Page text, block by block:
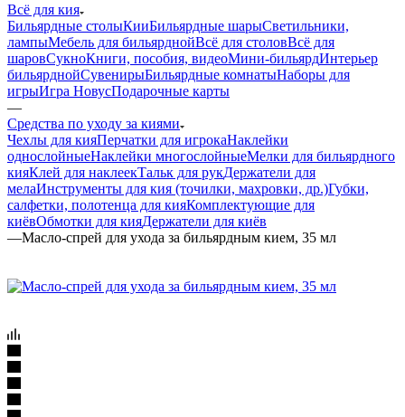
Всё для кия
Бильярдные столыКииБильярдные шарыСветильники,
лампыМебель для бильярднойВсё для столовВсё для
шаровСукноКниги, пособия, видеоМини-бильярдИнтерьер
бильярднойСувенирыБильярдные комнатыНаборы для
игрыИгра НовусПодарочные карты
—
Средства по уходу за киями
Чехлы для кияПерчатки для игрокаНаклейки
однослойныеНаклейки многослойныеМелки для бильярдного
кияКлей для наклеекТальк для рукДержатели для
мелаИнструменты для кия (точилки, махровки, др.)Губки,
салфетки, полотенца для кияКомплектующие для
киёвОбмотки для кияДержатели для киёв
—Масло-спрей для ухода за бильярдным кием, 35 мл